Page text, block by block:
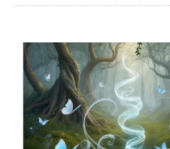
CLAUDE
Citations philosophiques
sa sagesse
»